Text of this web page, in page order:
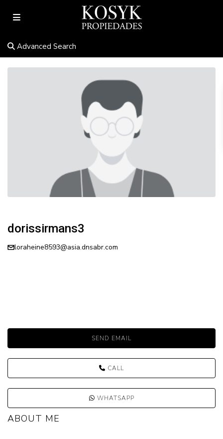
Advanced Search
dorissirmans3
loraheine8593@asia.dnsabr.com
SEND EMAIL
CALL
WHATSAPP
ABOUT ME